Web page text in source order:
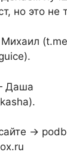
но это не
Даша
→